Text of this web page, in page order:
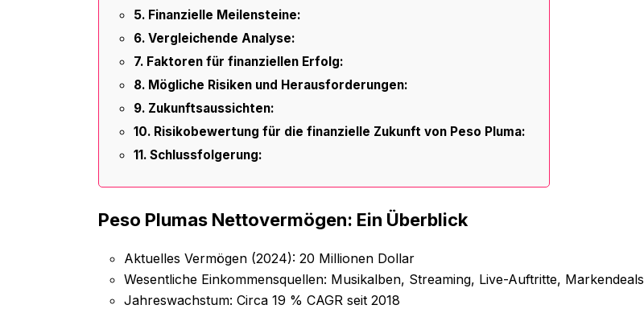
Finanzielle Meilensteine:
Vergleichende Analyse:
Faktoren für finanziellen Erfolg:
Mögliche Risiken und Herausforderungen:
Zukunftsaussichten:
Risikobewertung für die finanzielle Zukunft von Peso Pluma:
Schlussfolgerung:
Peso Plumas Nettovermögen: Ein Überblick
Aktuelles Vermögen (2024): 20 Millionen Dollar
Wesentliche Einkommensquellen: Musikalben, Streaming, Live-Auftritte, Markendeals
Jahreswachstum: Circa 19 % CAGR seit 2018